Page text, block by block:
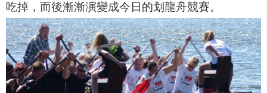
吃掉，而後漸漸演變成今日的划龍舟競賽。